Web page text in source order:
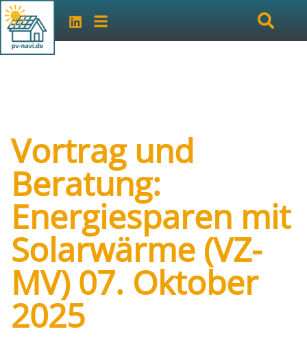
Vortrag und
Beratung:
Energiesparen mit
Solarwärme (VZ-
MV) 07. Oktober
2025